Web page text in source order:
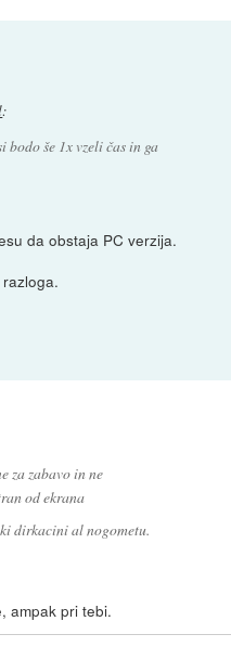
:
bodo še 1x vzeli čas in ga
da obstaja PC verzija.
za zabavo in ne
od ekrana
dirkacini al nogometu.
ampak pri tebi.